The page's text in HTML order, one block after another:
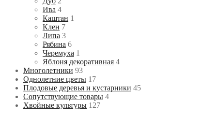
Ива 4
Каштан 1
Клен 7
Липа 3
Рябина 6
Черемуха 1
Яблоня декоративная 4
Многолетники 93
Однолетние цветы 17
Плодовые деревья и кустарники 45
Сопутствующие товары 4
Хвойные культуры 127